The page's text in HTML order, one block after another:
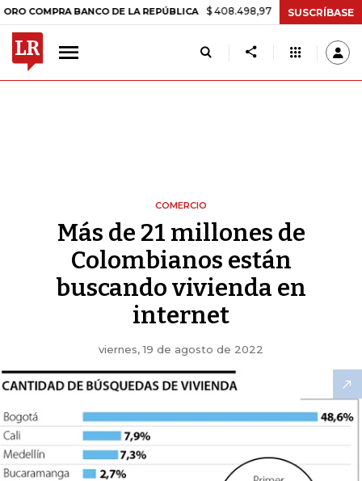
BANCO DE LA REPÚBLICA $ 408.498,97 +$ 8.753,81 +2,19%
SUSCRÍBASE
COMERCIO
Más de 21 millones de
Colombianos están
buscando vivienda en
internet
viernes, 19 de agosto de 2022